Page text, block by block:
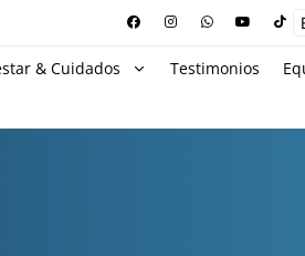
& Cuidados Testimonios